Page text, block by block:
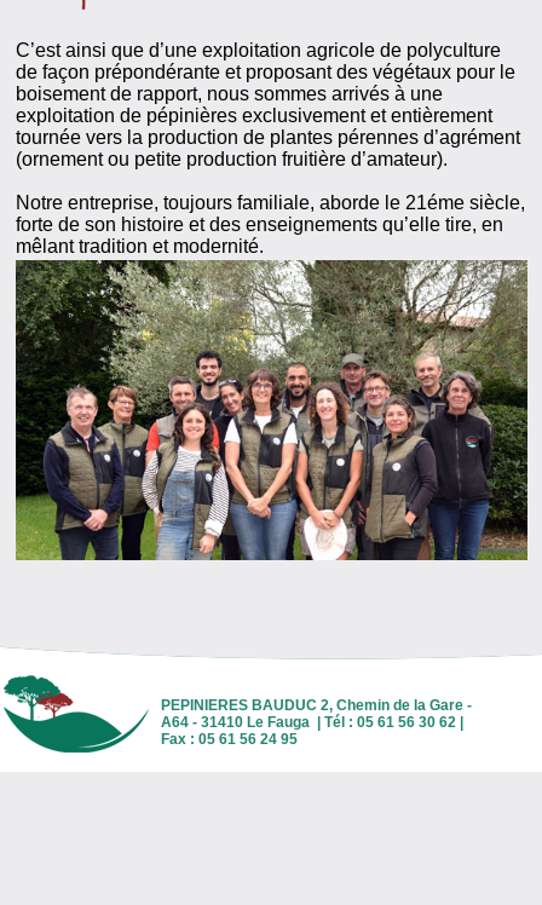
C’est ainsi que d’une exploitation agricole de polyculture
de façon prépondérante et proposant des végétaux pour le
boisement de rapport, nous sommes arrivés à une
exploitation de pépinières exclusivement et entièrement
tournée vers la production de plantes pérennes d’agrément
(ornement ou petite production fruitière d’amateur).
Notre entreprise, toujours familiale, aborde le 21éme siècle,
forte de son histoire et des enseignements qu’elle tire, en
mêlant tradition et modernité.
PEPINIERES BAUDUC 2, Chemin de la Gare -
A64 - 31410 Le Fauga | Tél : 05 61 56 30 62 |
Fax : 05 61 56 24 95